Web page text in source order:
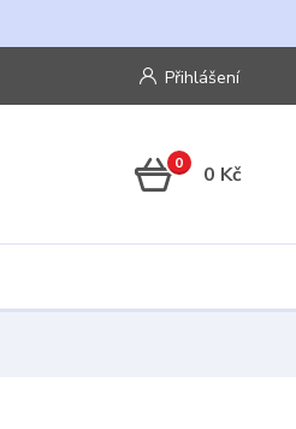
Přihlášení
0 0 Kč